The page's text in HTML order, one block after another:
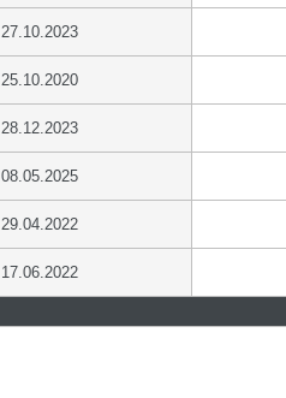
27.10.2023
25.10.2020
28.12.2023
08.05.2025
29.04.2022
17.06.2022